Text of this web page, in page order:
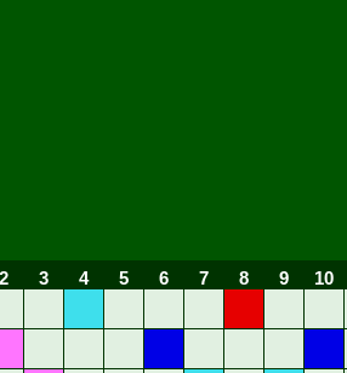
2 3 4 5 6 7 8 9 10